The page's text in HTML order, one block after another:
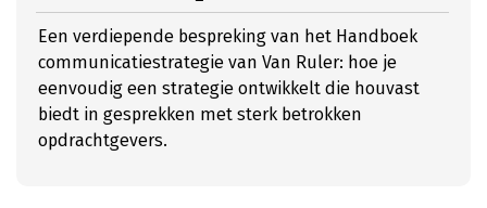
Een verdiepende bespreking van het Handboek
communicatiestrategie van Van Ruler: hoe je
eenvoudig een strategie ontwikkelt die houvast
biedt in gesprekken met sterk betrokken
opdrachtgevers.